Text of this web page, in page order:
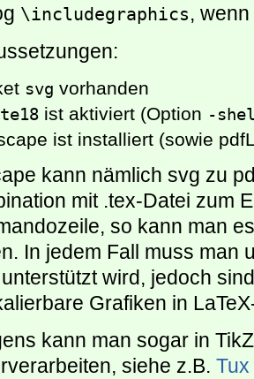
\includegraphics,
svg vorhanden
ist aktiviert (Option -
ist installiert (sowie
kann nämlich svg zu
mit .tex-Datei zum
so kann man
In jedem Fall muss man
wird, jedoch
Grafiken in
kann man sogar in
siehe z.B. Tux